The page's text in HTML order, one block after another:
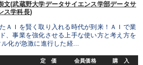
文(武蔵野大学データサイエンス学部データサ
ス学科長)
ＡＩを賢く取り入れる時代が到来！ＡＩで業
、事業を強化させる上手な使い方と考え方を
化が急激に進行した経...
定 価 会員価格 購 入